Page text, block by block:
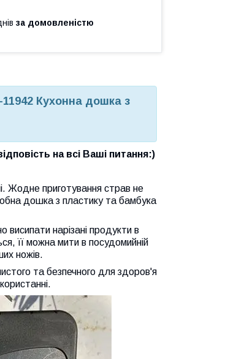
за домовленістю
Кухонна дошка з
на всі Ваші питання:)
Жодне приготування страв не
дошка з пластику та бамбука
висипати нарізані продукти в
її можна мити в посудомийній
ножів.
та безпечного для здоров'я